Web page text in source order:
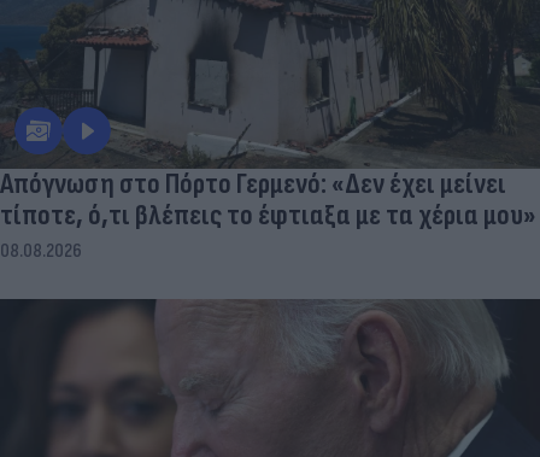
Απόγνωση στο Πόρτο Γερμενό: «Δεν έχει μείνει
τίποτε, ό,τι βλέπεις το έφτιαξα με τα χέρια μου»
08.08.2026